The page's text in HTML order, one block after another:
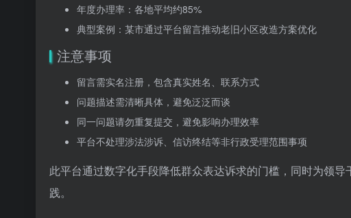
年度办理率：各地平均约85%
典型案例：某市通过平台留言推动老旧小区改造方案优化
注意事项
留言需实名注册，包含真实姓名、联系方式
问题描述需清晰具体，避免泛泛而谈
同一问题请勿重复提交，避免影响办理效率
平台不处理涉法涉诉、信访终结等非行政受理范围事项
此平台通过数字化手段降低群众表达诉求的门槛，同时为领
践。